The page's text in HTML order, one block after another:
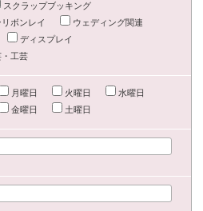
スクラップブッキング
ボンレイ
ウェディング関連
ディスプレイ
・工芸
月曜日 火曜日
水曜日
金曜日 土曜日